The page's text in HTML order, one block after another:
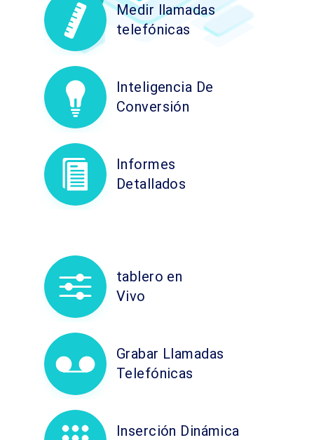
Medir llamadas
telefónicas
Inteligencia De
Conversión
Informes
Detallados
tablero en
Vivo
Grabar Llamadas
Telefónicas
Inserción Dinámica